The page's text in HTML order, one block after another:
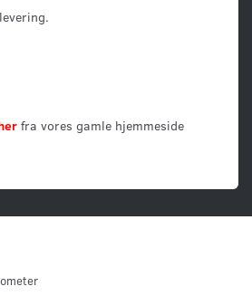
fra vores gamle hjemmeside